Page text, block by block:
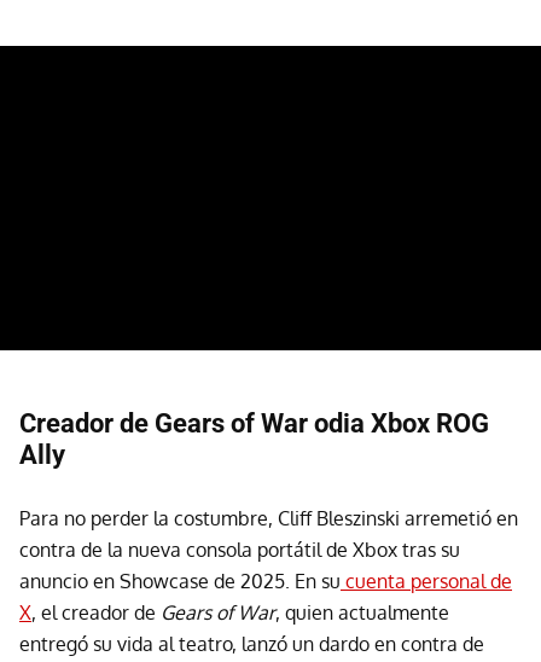
Creador de Gears of War odia Xbox ROG
Ally
Para no perder la costumbre, Cliff Bleszinski arremetió en
contra de la nueva consola portátil de Xbox tras su
anuncio en Showcase de 2025. En su cuenta personal de
X, el creador de Gears of War, quien actualmente
entregó su vida al teatro, lanzó un dardo en contra de